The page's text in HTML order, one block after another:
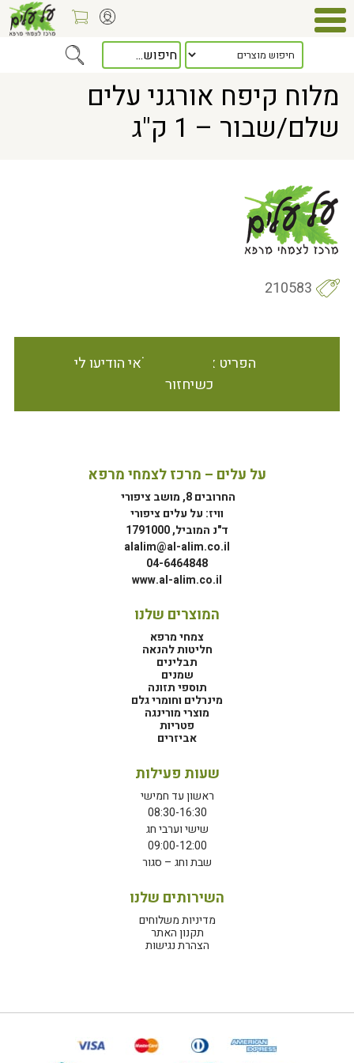
> מלוח קיפח אורגני עלים שלם/שבור – 1 ק"ג
מלוח קיפח אורגני עלים
שלם/שבור – 1 ק"ג
210583
הפריט אינו זמין במלאי הודיעו לי
כשיחזור
על עלים – מרכז לצמחי מרפא
החרובים 8, מושב ציפורי
וויז: על עלים ציפורי
ד"נ המוביל, 1791000
alalim@al-alim.co.il
04-6464848
www.al-alim.co.il
המוצרים שלנו
צמחי מרפא
חליטות להנאה
תבלינים
שמנים
תוספי תזונה
מינרלים וחומרי גלם
מוצרי מורינגה
פטריות
אביזרים
שעות פעילות
ראשון עד חמישי
08:30-16:30
שישי וערבי חג
09:00-12:00
שבת וחג – סגור
השירותים שלנו
מדיניות משלוחים
תקנון האתר
הצהרת נגישות